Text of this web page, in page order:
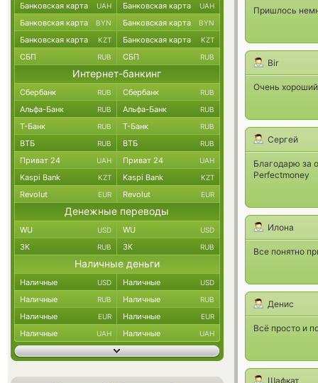
Пришлось
Bir
Очень
Сергей
Благодарю за
Perfectmoney
Илона
Все понятно
Денис
Всё просто и
Шафкат
Банковская карта UAH Банковская карта UAH
Банковская карта BYN Банковская карта BYN
Банковская карта KZT Банковская карта KZT
СБП RUB СБП RUB
Интернет-банкинг
Сбербанк RUB Сбербанк RUB
Альфа-Банк RUB Альфа-Банк RUB
Т-Банк RUB Т-Банк RUB
ВТБ RUB ВТБ RUB
Приват 24 UAH Приват 24 UAH
Kaspi Bank KZT Kaspi Bank KZT
Revolut EUR Revolut EUR
Денежные переводы
WU USD WU USD
ЗК RUB ЗК RUB
Наличные деньги
Наличные USD Наличные USD
Наличные RUB Наличные RUB
Наличные EUR Наличные EUR
Наличные UAH Наличные UAH